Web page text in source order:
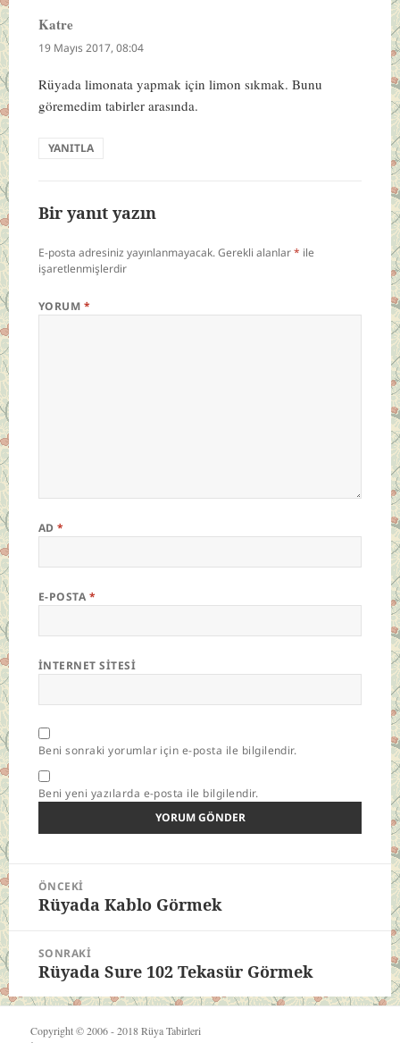
Katre
ki:
19 Mayıs 2017, 08:04
Rüyada limonata yapmak için limon sıkmak. Bunu
göremedim tabirler arasında.
YANITLA
Bir yanıt yazın
E-posta adresiniz yayınlanmayacak.Gerekli alanlar* ile
işaretlenmişlerdir
YORUM *
AD*
E-POSTA *
İNTERNET SITESI
Beni sonraki yorumlar için e-posta ile bilgilendir.
Beni yeni yazılarda e-posta ile bilgilendir.
Yazı
gezinmesi
ÖNCEKI
Önceki
Rüyada Kablo Görmek
SONRAKI
Sonraki
yazı:
Rüyada Sure 102 Tekasür Görmek
Copyright © 2006 - 2018Rüya Tabirleri